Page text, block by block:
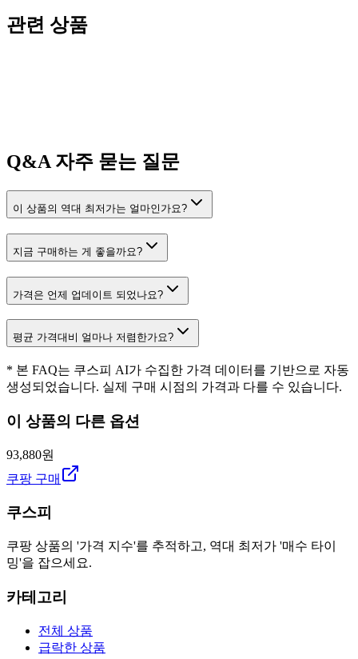
관련 상품
Q&A자주 묻는 질문
이 상품의 역대 최저가는 얼마인가요?
지금 구매하는 게 좋을까요?
가격은 언제 업데이트 되었나요?
평균 가격대비 얼마나 저렴한가요?
* 본 FAQ는 쿠스피 AI가 수집한 가격 데이터를 기반으로 자동
생성되었습니다. 실제 구매 시점의 가격과 다를 수 있습니다.
이 상품의 다른 옵션
93,880원
쿠팡 구매
쿠스피
쿠팡 상품의 '가격 지수'를 추적하고, 역대 최저가 '매수 타이
밍'을 잡으세요.
카테고리
전체 상품
급락한 상품